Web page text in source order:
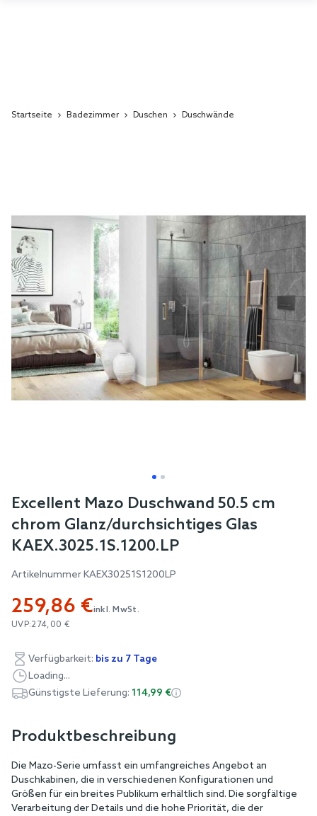
Startseite Badezimmer Duschen Duschwände
end
of
the
images
gallery
Skip
to
beginning
of
images
gallery
Excellent Mazo Duschwand 50.5 cm
chrom Glanz/durchsichtiges Glas
KAEX.3025.1S.1200.LP
ArtikelnummerKAEX30251S1200LP
259,86 €inkl. MwSt.
UVP:274,00 €
Verfügbarkeit: bis zu 7 Tage
Loading...
Günstigste Lieferung: 114,99 €
Produktbeschreibung
Die Mazo-Serie umfasst ein umfangreiches Angebot an
Duschkabinen, die in verschiedenen Konfigurationen und
Größen für ein breites Publikum erhältlich sind. Die sorgfältige
Verarbeitung der Details und die hohe Priorität, die der